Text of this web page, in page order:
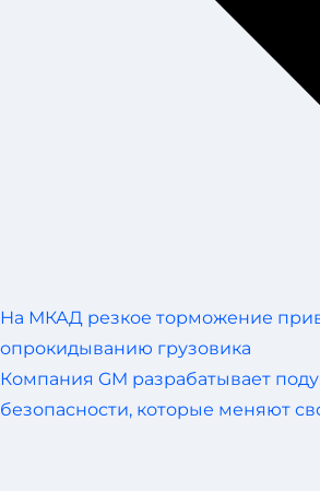
На МКАД резкое торможение
опрокидыванию грузовика
Компания GM разрабатывает
безопасности, которые меняют